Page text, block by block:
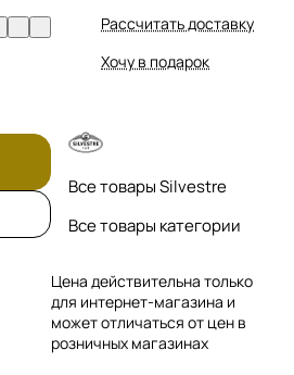
Рассчитать доставку
Хочу в подарок
Все товары Silvestre
Все товары категории
Цена действительна только
для интернет-магазина и
может отличаться от цен в
розничных магазинах